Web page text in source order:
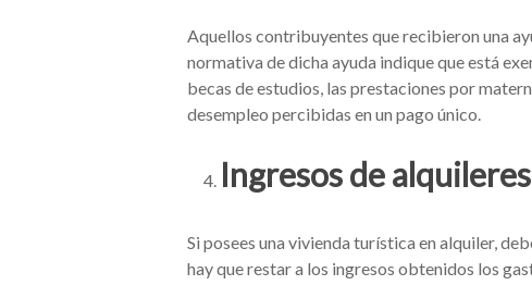
Aquellos contribuyentes que recibieron una
normativa de dicha ayuda indique que está
becas de estudios, las prestaciones por
desempleo percibidas en un pago único.
Ingresos de
Si posees una vivienda turística en alquiler,
hay que restar a los ingresos obtenidos los